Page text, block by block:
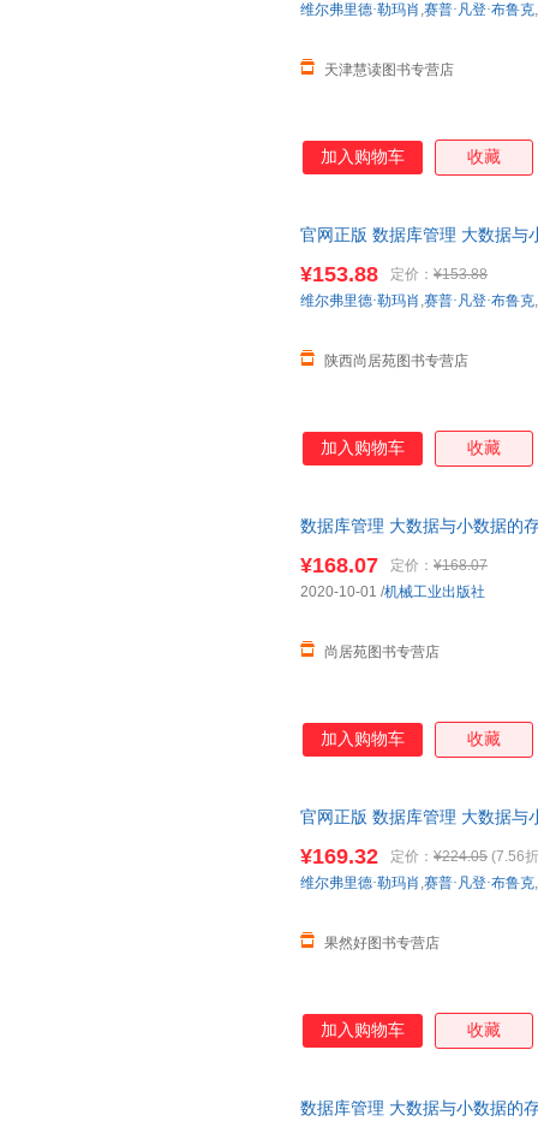
天津慧读图书专营店
维尔弗里德·勒玛肖 ,赛普·凡登·布鲁克,
加入购物车 收藏
官网正版 数据库管理 大数据与
¥153.88 定价： ¥153.88
陕西尚居苑图书专营店
维尔弗里德·勒玛肖 ,赛普·凡登·布鲁克,
加入购物车 收藏
数据库管理 大数据与小数据的
正版图书 请放心下单，本店所
¥168.07 定价： ¥168.07
尚居苑图书专营店
2020-10-01 /机械工业出版社
加入购物车 收藏
官网正版 数据库管理 大数据与
¥169.32 定价： ¥224.05 (7.56
果然好图书专营店
维尔弗里德·勒玛肖 ,赛普·凡登·布鲁克,
加入购物车 收藏
数据库管理 大数据与小数据的